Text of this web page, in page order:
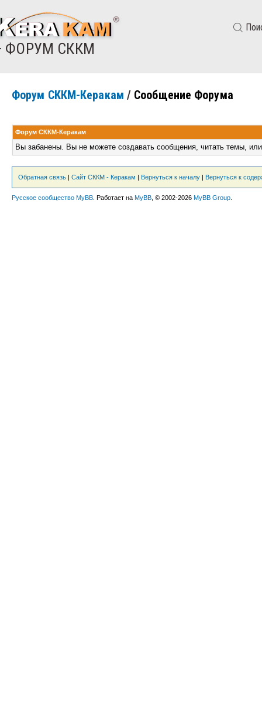
ФОРУМ СККМ
Форум СККМ-Керакам / Сообщение Форума
Форум СККМ-Керакам
Вы забанены. Вы не можете создавать сообщения, читать темы,
Обратная связь | Сайт СККМ - Керакам | Вернуться к началу | Вернуться к
Русское сообщество MyBB . Работает на MyBB , © 2002-2026 MyBB Group